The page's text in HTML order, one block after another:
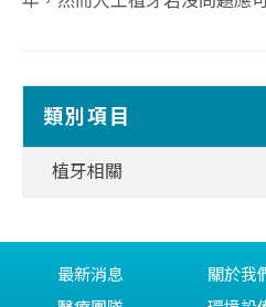
類別項目
植牙相關
最新消息 關於我